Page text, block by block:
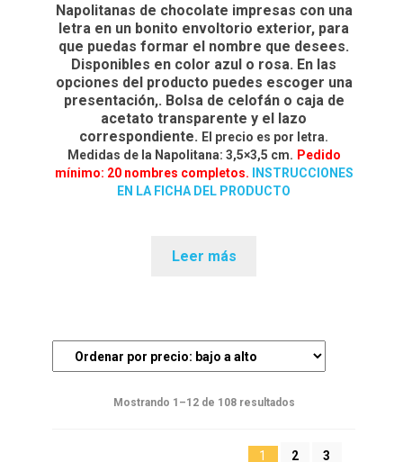
Napolitanas de chocolate impresas con una
letra en un bonito envoltorio exterior, para
que puedas formar el nombre que desees.
Disponibles en color azul o rosa. En las
opciones del producto puedes escoger una
presentación,. Bolsa de celofán o caja de
acetato transparente y el lazo
correspondiente. El precio es por letra.
Medidas de la Napolitana: 3,5×3,5 cm. Pedido
mínimo: 20 nombres completos.
INSTRUCCIONES
EN LA FICHA DEL PRODUCTO
Leer más
Mostrando 1–12 de 108 resultadosOrdenado
1 2
3